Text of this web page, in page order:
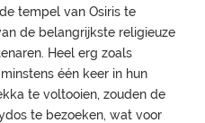
tempel van Osiris te
de belangrijkste religieuze
Heel erg zoals
één keer in hun
te voltooien, zouden de
te bezoeken, wat voor